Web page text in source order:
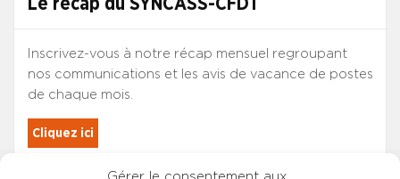
Le récap du SYNCASS-CFDT
Inscrivez-vous à notre récap mensuel regroupant
nos communications et les avis de vacance de postes
de chaque mois.
Cliquez ici